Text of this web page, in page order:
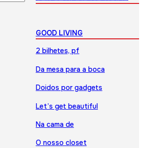
GOOD LIVING
2 bilhetes, pf
Da mesa para a boca
Doidos por gadgets
Let’s get beautiful
Na cama de
O nosso closet